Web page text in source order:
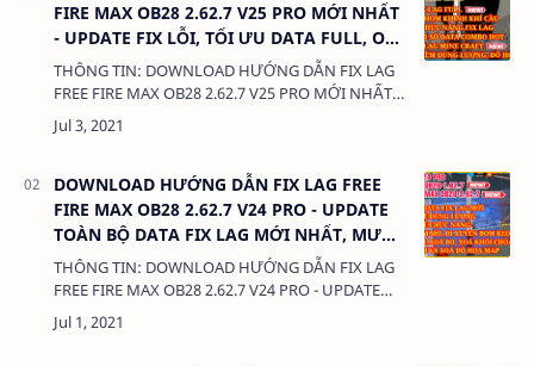
FIRE MAX OB28 2.62.7 V25 PRO MỚI NHẤT
- UPDATE FIX LỖI, TỐI ƯU DATA FULL, OBB
FIX LAG V5
THÔNG TIN: DOWNLOAD HƯỚNG DẪN FIX LAG
FREE FIRE MAX OB28 2.62.7 V25 PRO MỚI NHẤT -
UPDATE FIX LỖI, TỐI ƯU DATA FULL, OBB FIX LAG
DOWNLOAD HƯỚNG DẪN FIX LAG FREE
FIRE MAX OB28 2.62.7 V24 PRO - UPDATE
TOÀN BỘ DATA FIX LAG MỚI NHẤT, MƯỢT
NHẤT
THÔNG TIN: DOWNLOAD HƯỚNG DẪN FIX LAG
FREE FIRE MAX OB28 2.62.7 V24 PRO - UPDATE
TOÀN BỘ DATA FIX LAG MỚI NHẤT, MƯỢT